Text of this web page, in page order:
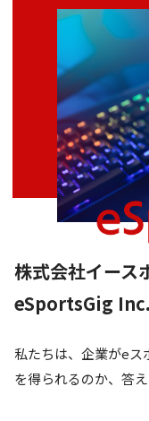
株式会社イース
eSportsGig Inc.
私たちは、企業がeス
を得られるのか、答え